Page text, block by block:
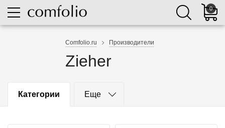
0
Comfolio.ru Производители
Zieher
Категории Еще